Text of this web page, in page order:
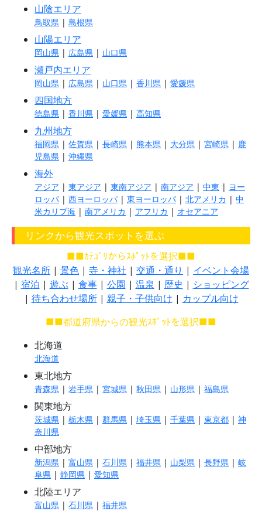
山陰エリア
鳥取県 | 島根県
山陽エリア
岡山県 | 広島県 | 山口県
瀬戸内エリア
岡山県 | 広島県 | 山口県 | 香川県 | 愛媛県
四国地方
徳島県 | 香川県 | 愛媛県 | 高知県
九州地方
福岡県 | 佐賀県 | 長崎県 | 熊本県 | 大分県 | 宮崎県 | 鹿
児島県 | 沖縄県
海外
アジア | 東アジア | 東南アジア | 南アジア | 中東 | ヨー
ロッパ | 西ヨーロッパ | 東ヨーロッパ | 北アメリカ | 中
米カリブ海 | 南アメリカ | アフリカ | オセアニア
リンクから観光スポットを選ぶ
■■ｶﾃｺﾞﾘからｽﾎﾟｯﾄを選択■■
観光名所 | 景色 | 寺・神社 | 交通・通り | イベント会場
| 宿泊 | 遊ぶ| 食事| 公園 | 温泉 | 歴史 | ショッピング
| 待ち合わせ場所| 親子・子供向け | カップル向け
■■都道府県からの観光ｽﾎﾟｯﾄを選択■■
北海道
北海道
東北地方
青森県 | 岩手県 | 宮城県 | 秋田県 | 山形県 | 福島県
関東地方
茨城県 | 栃木県 | 群馬県 | 埼玉県 | 千葉県 | 東京都 | 神
奈川県
中部地方
新潟県 | 富山県 | 石川県 | 福井県 | 山梨県 | 長野県 | 岐
阜県 | 静岡県 | 愛知県
北陸エリア
富山県 | 石川県 | 福井県